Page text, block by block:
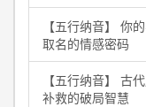
【五行纳音】 你
取名的情感密码
【五行纳音】 古
补救的破局智慧